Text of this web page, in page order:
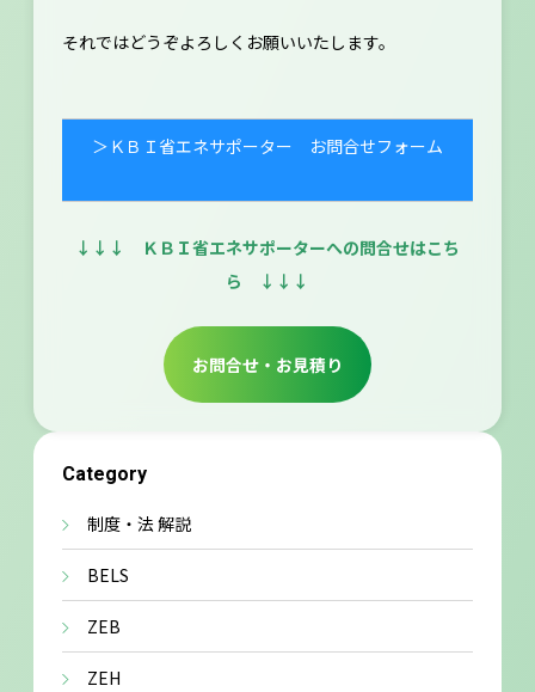
それではどうぞよろしくお願いいたします。
＞ＫＢＩ省エネサポーター お問合せフォーム
↓↓↓ ＫＢＩ省エネサポーターへの問合せはこち
ら ↓↓↓
お問合せ・お見積り
Category
制度・法 解説
BELS
ZEB
ZEH